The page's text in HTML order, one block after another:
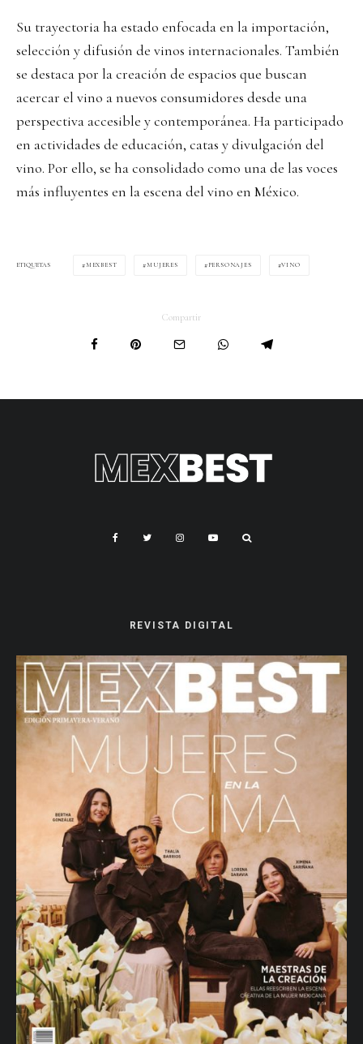
Su trayectoria ha estado enfocada en la importación,
selección y difusión de vinos internacionales. También
se destaca por la creación de espacios que buscan
acercar el vino a nuevos consumidores desde una
perspectiva accesible y contemporánea. Ha participado
en actividades de educación, catas y divulgación del
vino. Por ello, se ha consolidado como una de las voces
más influyentes en la escena del vino en México.
ETIQUETAS MEXBEST MUJERES PERSONAJES VINO
Compartir
REVISTA DIGITAL